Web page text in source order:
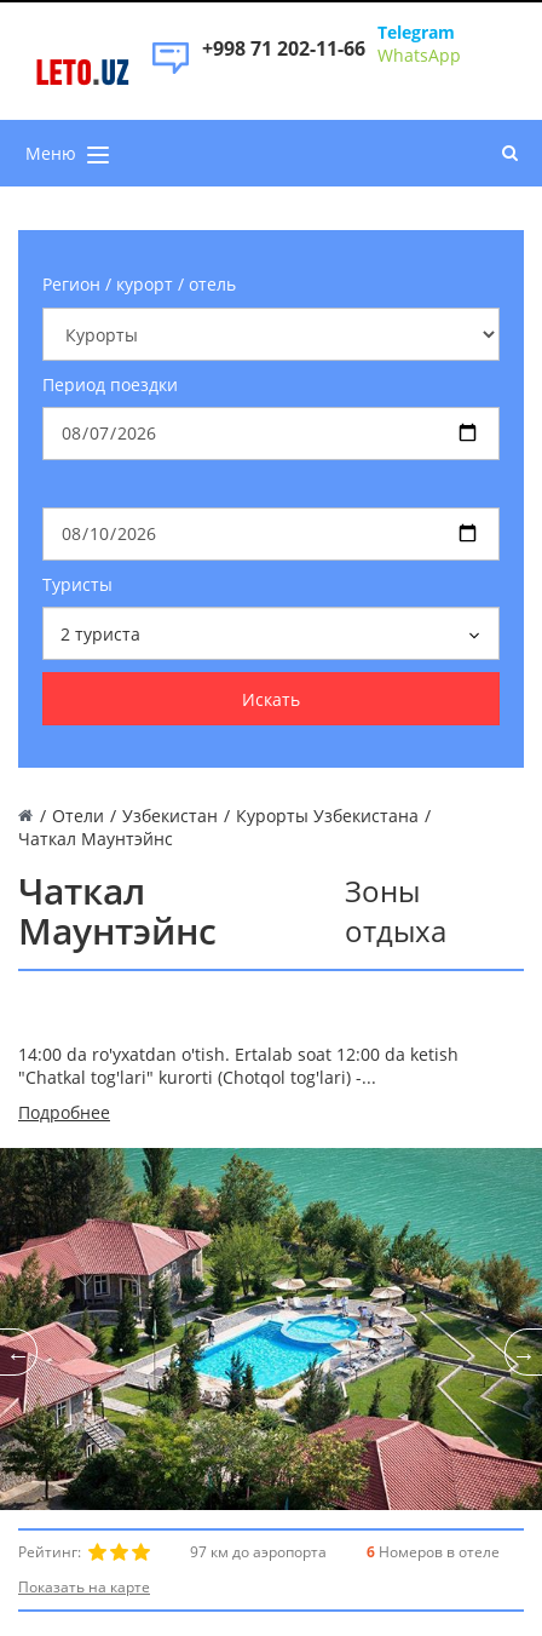
LETO.UZ
+998 71 202-11-66
Telegram
WhatsApp
Меню
Регион / курорт / отель
Период поездки
Туристы
2 туриста
Искать
/ Отели / Узбекистан / Курорты Узбекистана /
Чаткал Маунтэйнс
Чаткал
Маунтэйнс
Зоны
отдыха
14:00 da ro'yxatdan o'tish. Ertalab soat 12:00 da ketish
"Chatkal tog'lari" kurorti (Chotqol tog'lari) -...
Подробнее
Рейтинг: 97 км до аэропорта 6 Номеров в отеле
Показать на карте